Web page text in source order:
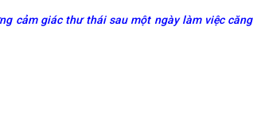
cảm giác thư thái sau một ngày làm việc căng